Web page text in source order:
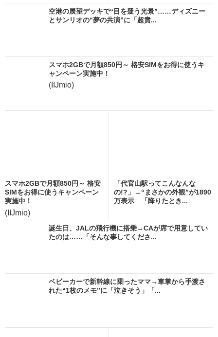
空港の展望デッキで“目を疑う光景”……ディズニー
とサンリオの“夢の共演”に「超貴...
スマホ2GBで月額850円～ 格安SIMをお得に使うキ
ャンペーン実施中！
(IIJmio)
スマホ2GBで月額850円～ 格安
SIMをお得に使うキャンペーン
実施中！
(IIJmio)
「代官山駅ってこんなんな
の!?」→“まさかの外観”が1890
万表示 「降りたとき...
誕生日、JALの飛行機に搭乗→CAが席で用意してい
たのは……「そんな事してくださ...
ベビーカーで新幹線に乗ったママ→車掌から手渡さ
れた“1枚のメモ”に「泣きそう」「...